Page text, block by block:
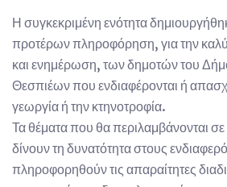
Η συγκεκριμένη ενότητα
προτέρων πληροφόρηση, για την
και ενημέρωση, των δημοτών του
Θεσπιέων που ενδιαφέρονται ή
γεωργία ή την κτηνοτροφία.
Τα θέματα που θα περιλαμβάνονται σε
δίνουν τη δυνατότητα στους
πληροφορηθούν τις απαραίτητες